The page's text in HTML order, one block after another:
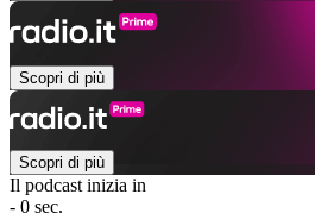
Scopri di più
Scopri di più
Il podcast inizia in
- 0 sec.